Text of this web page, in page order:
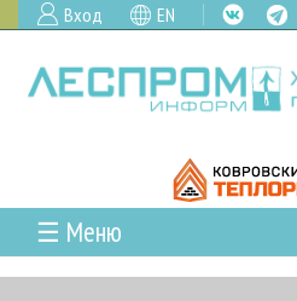
Вход EN
☰ Меню
ГЛАВНАЯ